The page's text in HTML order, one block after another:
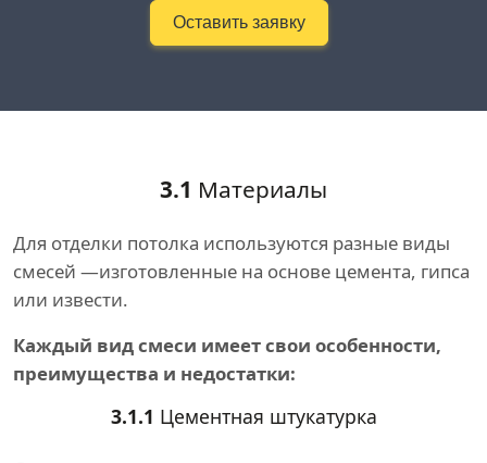
Оставить заявку
3.1 Материалы
Для отделки потолка используются разные виды
смесей —изготовленные на основе цемента, гипса
или извести.
Каждый вид смеси имеет свои особенности,
преимущества и недостатки:
3.1.1 Цементная штукатурка